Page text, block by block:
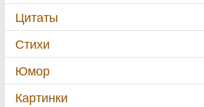
Цитаты
Стихи
Юмор
Картинки